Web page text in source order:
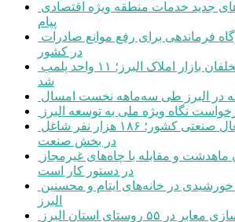
پیام
در کشور
شد
نگاه ویژه ملی به توسعه البرز
در بخش صنعت
در دستور کار است
البرز
۵۵ روستای استان البرز